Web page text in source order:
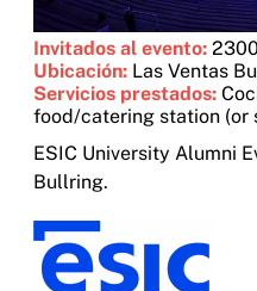
Invitados al evento:
Ubicación: Las Ventas
Servicios prestados:
food/catering station (or
ESIC University Alumni
Bullring.